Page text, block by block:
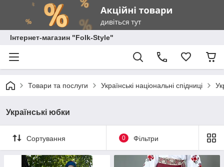
Інтернет-магазин "Folk-Style"
Товари та послуги Українські національні спідниці
Українські юбки
Сортування 0 Фільтри